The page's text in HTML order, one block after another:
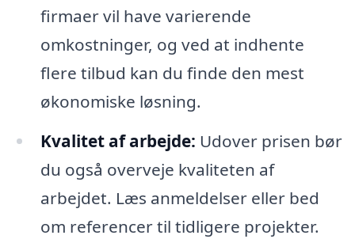
firmaer vil have varierende
omkostninger, og ved at indhente
flere tilbud kan du finde den mest
økonomiske løsning.
Kvalitet af arbejde: Udover prisen bør
du også overveje kvaliteten af
arbejdet. Læs anmeldelser eller bed
om referencer til tidligere projekter.